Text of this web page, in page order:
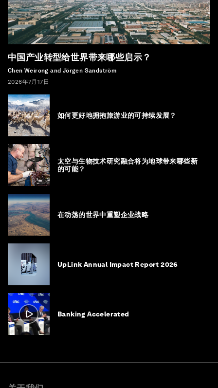
中国产业转型给世界带来哪些启示？
Chen Weirong and Jörgen Sandström
2026年7月17日
如何更好地拥抱旅游业的可持续发展？
太空与生物技术研究融合将为地球带来哪些新
的可能？
在动荡的世界中重塑企业战略
UpLink Annual Impact Report 2026
Banking Accelerated